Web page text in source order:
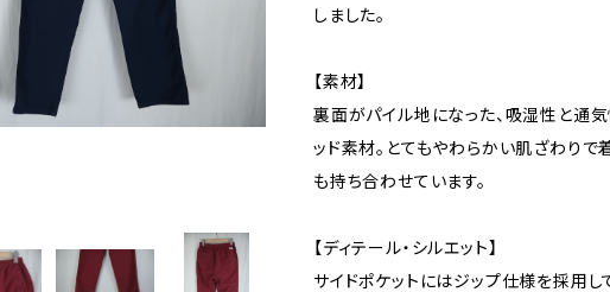
しました。
【素材】
裏面がパイル地になった、吸湿性と通
ッド素材。とてもやわらかい肌ざわりで
も持ち合わせています。
【ディテール・シルエット】
サイドポケットにはジップ仕様を採用し